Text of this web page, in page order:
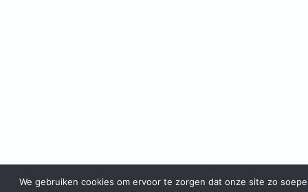
We gebruiken cookies om ervoor te zorgen dat onze site zo